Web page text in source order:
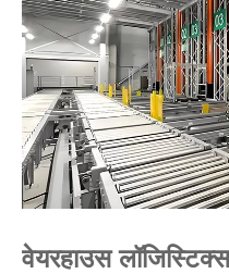
वेयरहाउस